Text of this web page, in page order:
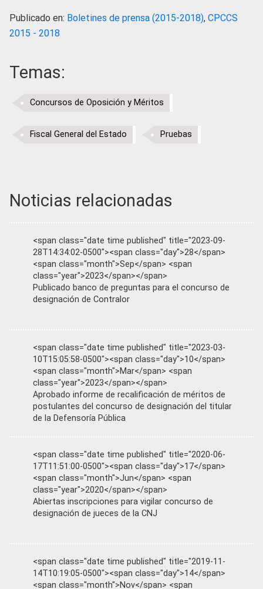
Publicado en: Boletines de prensa (2015-2018), CPCCS
2015 - 2018
Temas:
Concursos de Oposición y Méritos
Fiscal General del Estado Pruebas
Noticias relacionadas
<span class="date time published" title="2023-09-
28T14:34:02-0500"><span class="day">28</span>
<span class="month">Sep</span> <span
class="year">2023</span></span>
Publicado banco de preguntas para el concurso de
designación de Contralor
<span class="date time published" title="2023-03-
10T15:05:58-0500"><span class="day">10</span>
<span class="month">Mar</span> <span
class="year">2023</span></span>
Aprobado informe de recalificación de méritos de
postulantes del concurso de designación del titular
de la Defensoría Pública
<span class="date time published" title="2020-06-
17T11:51:00-0500"><span class="day">17</span>
<span class="month">Jun</span> <span
class="year">2020</span></span>
Abiertas inscripciones para vigilar concurso de
designación de jueces de la CNJ
<span class="date time published" title="2019-11-
14T10:19:05-0500"><span class="day">14</span>
<span class="month">Nov</span> <span